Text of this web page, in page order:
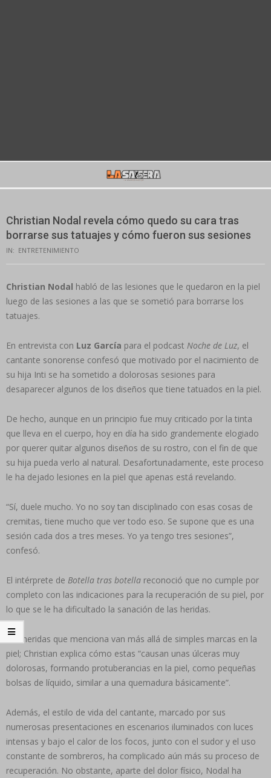
Christian Nodal revela cómo quedo su cara tras
borrarse sus tatuajes y cómo fueron sus sesiones
IN: ENTRETENIMIENTO
Christian Nodal habló de las lesiones que le quedaron en la piel
luego de las sesiones a las que se sometió para borrarse los
tatuajes.
En entrevista con Luz García para el podcast Noche de Luz, el
cantante sonorense confesó que motivado por el nacimiento de
su hija Inti se ha sometido a dolorosas sesiones para
desaparecer algunos de los diseños que tiene tatuados en la piel.
De hecho, aunque en un principio fue muy criticado por la tinta
que lleva en el cuerpo, hoy en día ha sido grandemente elogiado
por querer quitar algunos diseños de su rostro, con el fin de que
su hija pueda verlo al natural. Desafortunadamente, este proceso
le ha dejado lesiones en la piel que apenas está revelando.
“Sí, duele mucho. Yo no soy tan disciplinado con esas cosas de
cremitas, tiene mucho que ver todo eso. Se supone que es una
sesión cada dos a tres meses. Yo ya tengo tres sesiones”,
confesó.
El intérprete de Botella tras botella reconoció que no cumple por
completo con las indicaciones para la recuperación de su piel, por
lo que se le ha dificultado la sanación de las heridas.
Las heridas que menciona van más allá de simples marcas en la
piel; Christian explica cómo estas “causan unas úlceras muy
dolorosas, formando protuberancias en la piel, como pequeñas
bolsas de líquido, similar a una quemadura básicamente”.
Además, el estilo de vida del cantante, marcado por sus
numerosas presentaciones en escenarios iluminados con luces
intensas y bajo el calor de los focos, junto con el sudor y el uso
constante de sombreros, ha complicado aún más su proceso de
recuperación. No obstante, aparte del dolor físico, Nodal ha